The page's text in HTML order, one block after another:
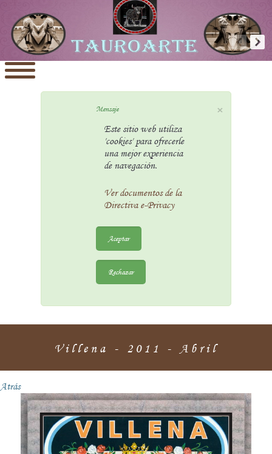
×
Mensaje
Este sitio web utiliza
'cookies' para ofrecerle
una mejor experiencia
de navegación.
Ver documentos de la
Directiva e-Privacy
Aceptar
Rechazar
Villena - 2011 - Abril
Atrás